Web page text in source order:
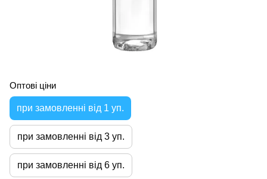
Оптові ціни
при замовленні від 1 уп.
при замовленні від 3 уп.
при замовленні від 6 уп.